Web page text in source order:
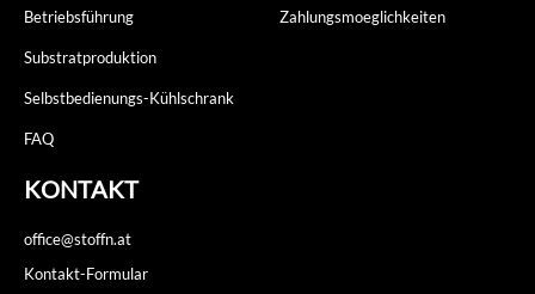
Betriebsführung
Substratproduktion
Selbstbedienungs-Kühlschrank
FAQ
Zahlungsmoeglichkeiten
KONTAKT
office@stoffn.at
Kontakt-Formular